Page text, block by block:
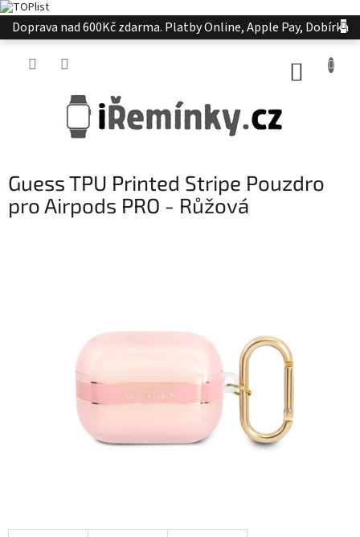
Přejít
na
Doprava nad 600Kč zdarma. Platby Online, Apple Pay, Dobírka
Guess TPU Printed Stripe Pouzdro
pro Airpods PRO - Růžová